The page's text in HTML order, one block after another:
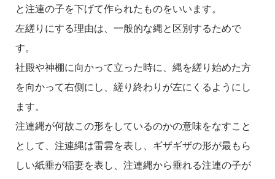
と注連の子を下げて作られたものをいいます。
左縒りにする理由は、一般的な縄と区別するためで
す。
社殿や神棚に向かって立った時に、縄を縒り始めた方
を向かって右側にし、縒り終わりが左にくるようにし
ます。
注連縄が何故この形をしているのかの意味をなすこと
として、注連縄は雷雲を表し、ギザギザの形が最もら
しい紙垂が稲妻を表し、注連縄から垂れる注連の子が